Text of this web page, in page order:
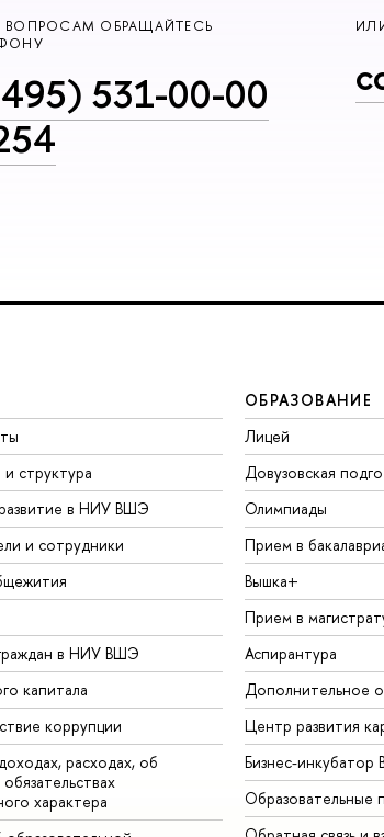
ВОПРОСАМ ОБРАЩАЙТЕСЬ
531-00-00
структура
в НИУ ВШЭ
и сотрудники
в НИУ ВШЭ
капитала
коррупции
расходах, об
характера
ОБРАЗОВАНИЕ
Лицей
Довузовская
Олимпиады
Прием в
Вышка+
Прием в
Аспирантура
Дополнительное
Центр развития
Бизнес-
Образовательные